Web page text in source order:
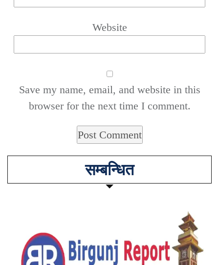
Website
Save my name, email, and website in this
browser for the next time I comment.
सम्बन्धित